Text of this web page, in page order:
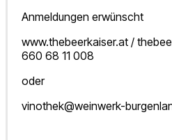
Anmeldungen erwünscht
www.thebeerkaiser.at /
660 68 11 008
oder
vinothek@weinwerk-